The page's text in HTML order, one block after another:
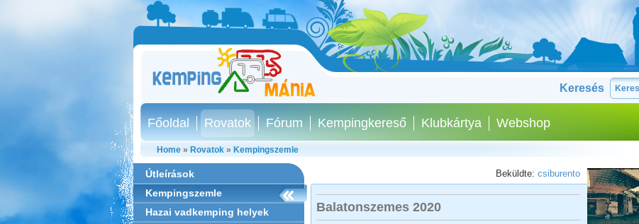
Keresés
Főoldal Rovatok Fórum Kempingkereső Klubkártya Webshop
Home» Rovatok» Kempingszemle
Útleírások
Kempingszemle
Hazai vadkemping helyek
Beküldte: csiburento
Balatonszemes 2020